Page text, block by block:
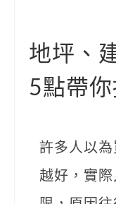
地坪、
5點帶
許多人以
越好，實